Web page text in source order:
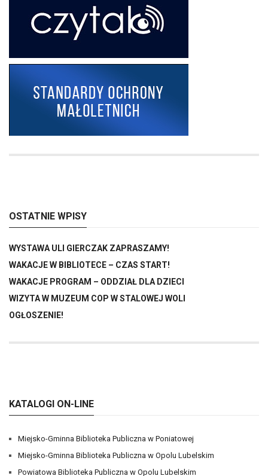
OSTATNIE WPISY
WYSTAWA ULI GIERCZAK ZAPRASZAMY!
WAKACJE W BIBLIOTECE – CZAS START!
WAKACJE PROGRAM – ODDZIAŁ DLA DZIECI
WIZYTA W MUZEUM COP W STALOWEJ WOLI
OGŁOSZENIE!
KATALOGI ON-LINE
Miejsko-Gminna Biblioteka Publiczna w Poniatowej
Miejsko-Gminna Biblioteka Publiczna w Opolu Lubelskim
Powiatowa Biblioteka Publiczna w Opolu Lubelskim